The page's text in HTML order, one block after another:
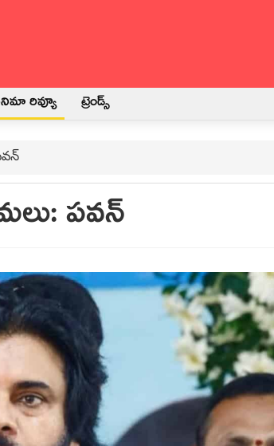
రివ్యూ ట్రెండ్స్
పవన్